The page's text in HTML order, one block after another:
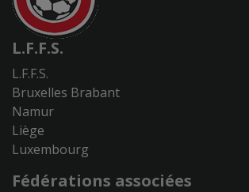
L.F.F.S.
L.F.F.S.
Bruxelles Brabant
Namur
Liège
Luxembourg
Fédérations associées